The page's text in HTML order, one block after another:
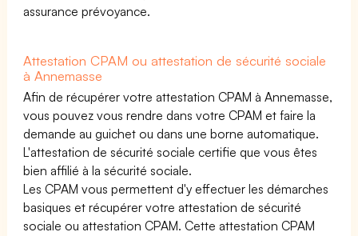
assurance prévoyance.
Attestation CPAM ou attestation de sécurité sociale
à Annemasse
Afin de récupérer votre attestation CPAM à Annemasse,
vous pouvez vous rendre dans votre CPAM et faire la
demande au guichet ou dans une borne automatique.
L'attestation de sécurité sociale certifie que vous êtes
bien affilié à la sécurité sociale.
Les CPAM vous permettent d'y effectuer les démarches
basiques et récupérer votre attestation de sécurité
sociale ou attestation CPAM. Cette attestation CPAM